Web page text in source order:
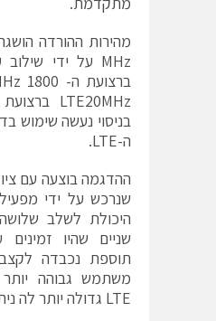
בניסוי נעשה שימוש
ה-LTE.
ההדגמה בוצעה עם
שנרכש על ידי
היכולת לשלב
שניים שהיו
תוספת נכבדה
משתמש גבוהה
LTE גדולה יותר לה ניתן לספק שירות.